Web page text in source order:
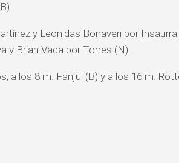
y Leonidas Bonaveri por
y Brian Vaca por Torres (N).
a los 8 m. Fanjul (B) y a los 16 m.